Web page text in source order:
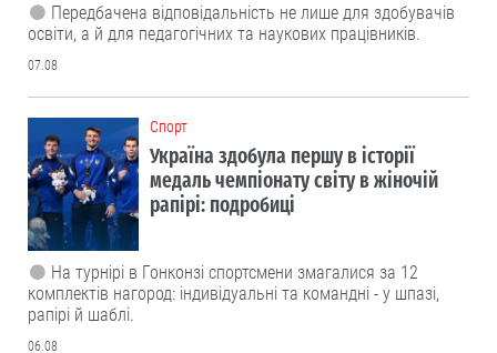
Передбачена відповідальність не лише для здобувачів
освіти, а й для педагогічних та наукових працівників.
07.08
Cпорт
Україна здобула першу в історії
медаль чемпіонату світу в жіночій
рапірі: подробиці
На турнірі в Гонконзі спортсмени змагалися за 12
комплектів нагород: індивідуальні та командні - у шпазі,
рапірі й шаблі.
06.08